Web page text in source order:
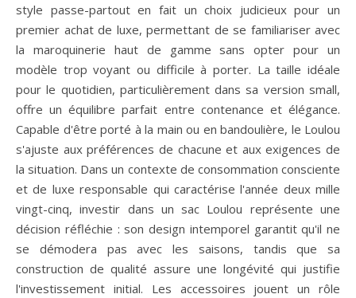
style passe-partout en fait un choix judicieux pour un
premier achat de luxe, permettant de se familiariser avec
la maroquinerie haut de gamme sans opter pour un
modèle trop voyant ou difficile à porter. La taille idéale
pour le quotidien, particulièrement dans sa version small,
offre un équilibre parfait entre contenance et élégance.
Capable d'être porté à la main ou en bandoulière, le Loulou
s'ajuste aux préférences de chacune et aux exigences de
la situation. Dans un contexte de consommation consciente
et de luxe responsable qui caractérise l'année deux mille
vingt-cinq, investir dans un sac Loulou représente une
décision réfléchie : son design intemporel garantit qu'il ne
se démodera pas avec les saisons, tandis que sa
construction de qualité assure une longévité qui justifie
l'investissement initial. Les accessoires jouent un rôle